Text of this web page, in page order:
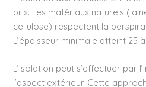
prix. Les matériaux naturels
cellulose) respectent la
L’épaisseur minimale atteint 25
L’isolation peut s’effectuer par
l’aspect extérieur. Cette